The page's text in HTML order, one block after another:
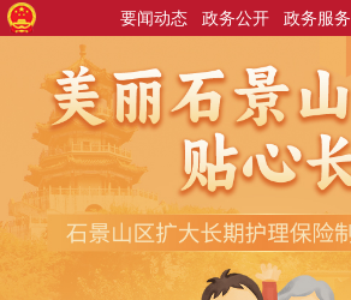
政务服务
政务公开
要闻动态